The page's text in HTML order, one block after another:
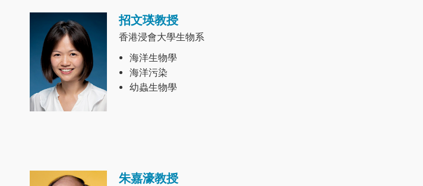
Image 招文瑛教授
香港浸會大學生物系
海洋生物學
海洋污染
幼蟲生物學
Image 朱嘉濠教授